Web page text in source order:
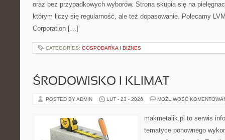
oraz bez przypadkowych wyborów. Strona skupia się na
którym liczy się regularność, ale też dopasowanie. Polecamy
Corporation […]
CATEGORIES: GOSPODARKA I BIZNES
ŚRODOWISKO I KLIMAT
POSTED BY ADMIN LUT - 23 - 2026 MOŻLIWOŚĆ
makmetalik.pl to serwis
tematyce ponownego